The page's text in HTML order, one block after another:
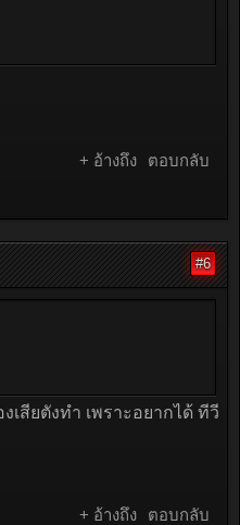
+ อ้างถึง ตอบกลับ
#6
เสียตังทำ เพราะอยากได้ ทีวี
+ อ้างถึง ตอบกลับ